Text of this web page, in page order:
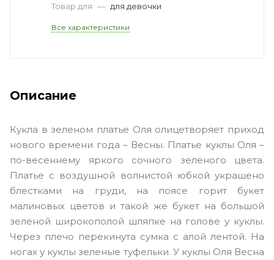
Товар для — для девочки
Все характеристики
Описание
Кукла в зеленом платье Оля олицетворяет приход
нового времени года – Весны. Платье куклы Оля –
по-весеннему яркого сочного зеленого цвета.
Платье с воздушной волнистой юбкой украшено
блестками на груди, на поясе горит букет
малиновых цветов и такой же букет на большой
зеленой широкополой шляпке на голове у куклы.
Через плечо перекинута сумка с алой лентой. На
ногах у куклы зеленые туфельки. У куклы Оля Весна